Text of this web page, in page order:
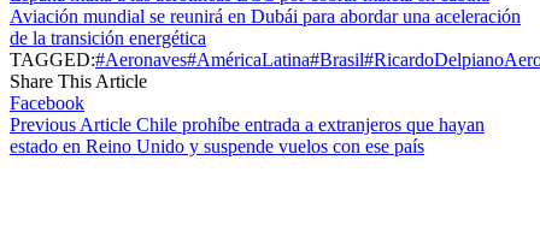
Aviación mundial se reunirá en Dubái para abordar una aceleración
de la transición energética
TAGGED:#Aeronaves#AméricaLatina#Brasil#RicardoDelpiano
Share This Article
Facebook
Previous Article Chile prohíbe entrada a extranjeros que hayan
estado en Reino Unido y suspende vuelos con ese país